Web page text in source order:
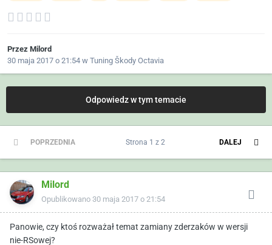
Przez Milord
30 maja 2017 o 21:54 w Tuning Škody Octavia
Odpowiedz w tym temacie
POPRZEDNIA DALEJ
Strona 1 z 2
Milord
Opublikowano 30 maja 2017 o 21:54
Panowie, czy ktoś rozważał temat zamiany zderzaków w wersji
nie-RSowej?